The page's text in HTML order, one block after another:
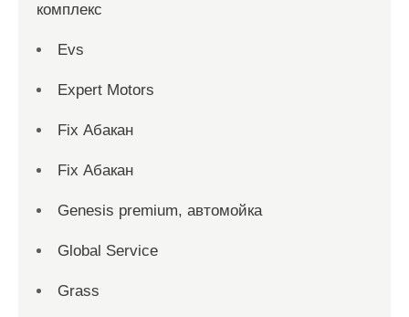
комплекс
Evs
Expert Motors
Fix Абакан
Fix Абакан
Genesis premium, автомойка
Global Service
Grass